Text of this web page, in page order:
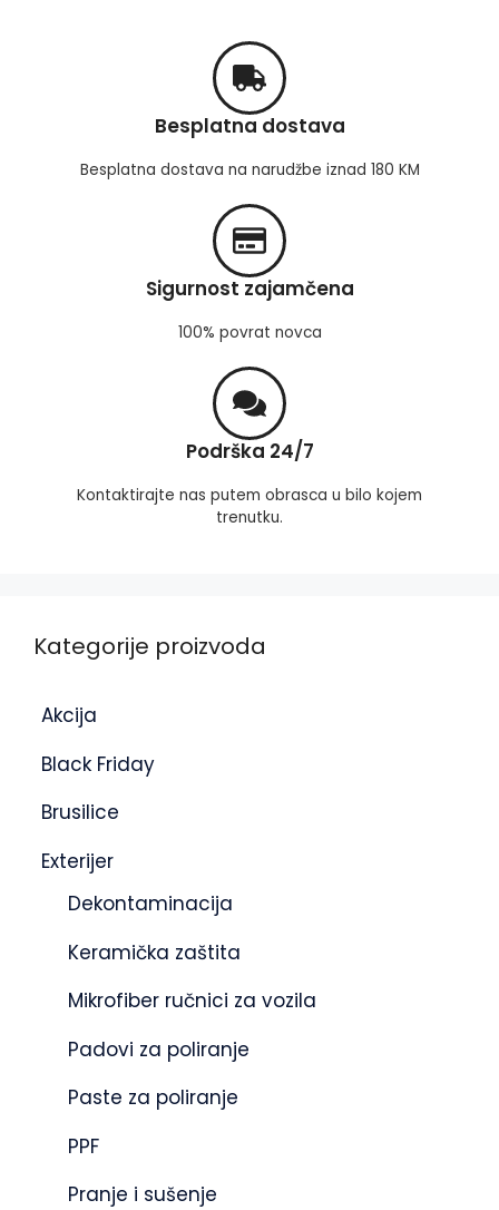
Besplatna dostava
Besplatna dostava na narudžbe iznad 180 KM
Sigurnost zajamčena
100% povrat novca
Podrška 24/7
Kontaktirajte nas putem obrasca u bilo kojem
trenutku.
Kategorije proizvoda
Akcija
Black Friday
Brusilice
Exterijer
Dekontaminacija
Keramička zaštita
Mikrofiber ručnici za vozila
Padovi za poliranje
Paste za poliranje
PPF
Pranje i sušenje